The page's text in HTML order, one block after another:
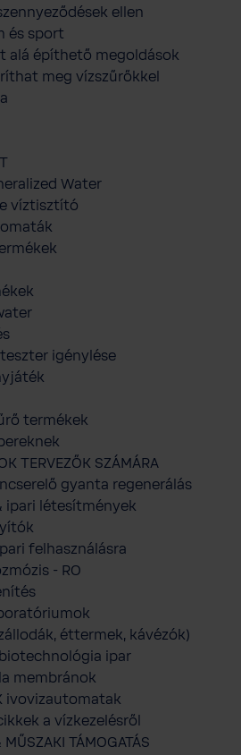
ellen
és sport
alá építhető megoldások
meg vízszűrőkkel
Water
víztisztító
igénylése
termékek
TERVEZŐK SZÁMÁRA
gyanta regenerálás
ipari létesítmények
felhasználásra
- RO
éttermek, kávézók)
ipar
membránok
ivovizautomatak
a vízkezelésről
TÁMOGATÁS